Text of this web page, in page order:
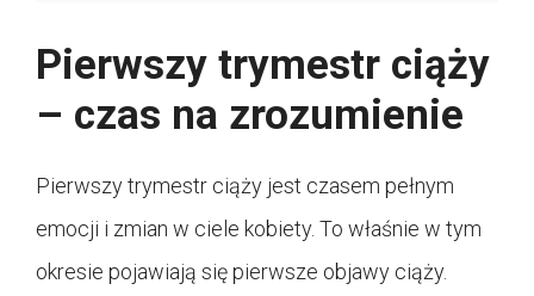
Pierwszy trymestr ciąży
– czas na zrozumienie
Pierwszy trymestr ciąży jest czasem pełnym
emocji i zmian w ciele kobiety. To właśnie w tym
okresie pojawiają się pierwsze objawy ciąży.